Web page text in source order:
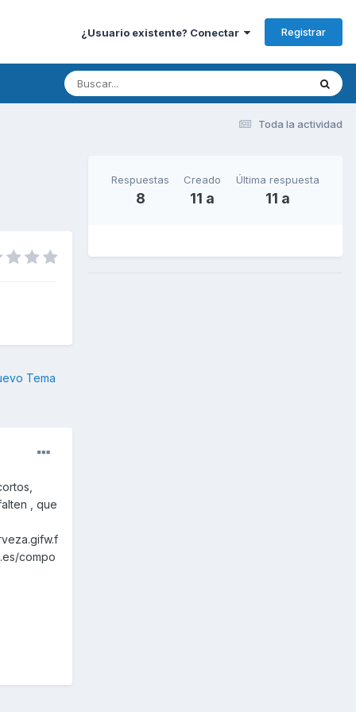
¿Usuario existente? Conectar Registrar
Toda la actividad
Tema
, que
compo
Respuestas
8
Creado
11 a
Última respuesta
11 a